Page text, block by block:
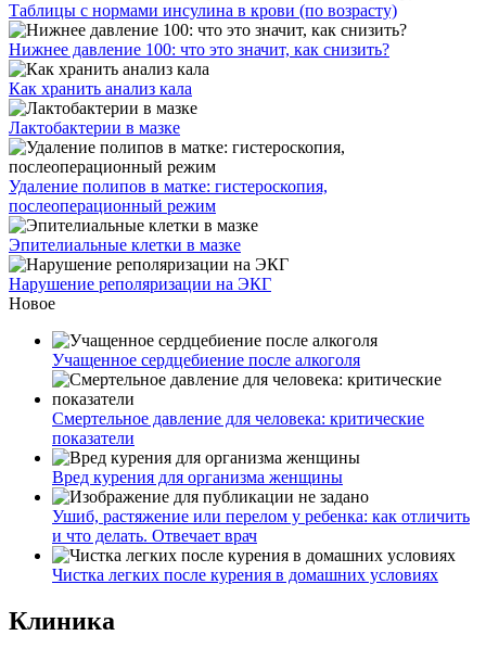
Таблицы с нормами инсулина в крови (по возрасту)
Нижнее давление 100: что это значит, как снизить?
Как хранить анализ кала
Лактобактерии в мазке
Удаление полипов в матке: гистероскопия,
послеоперационный режим
Эпителиальные клетки в мазке
Нарушение реполяризации на ЭКГ
Новое
Учащенное сердцебиение после алкоголя
Смертельное давление для человека: критические
показатели
Вред курения для организма женщины
Ушиб, растяжение или перелом у ребенка: как отличить
и что делать. Отвечает врач
Чистка легких после курения в домашних условиях
Клиника